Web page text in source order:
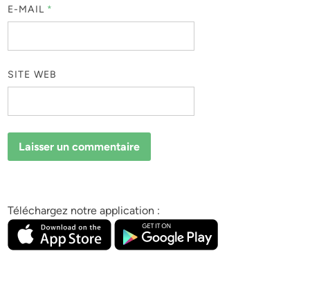
E-MAIL *
SITE WEB
Téléchargez notre application :